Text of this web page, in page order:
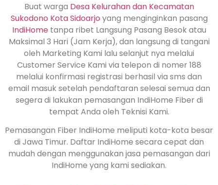
Buat warga Desa Kelurahan dan Kecamatan
Sukodono KotaSidoarjo yang menginginkan pasang
IndiHometanpa ribet Langsung Pasang Besok atau
Maksimal 3 Hari (Jam Kerja), dan langsung di tangani
oleh Marketing Kami lalu selanjut nya melalui
Customer Service Kami via telepon di nomer 188
melalui konfirmasi registrasi berhasil via sms dan
email masuk setelah pendaftaran selesai semua dan
segera di lakukan pemasangan IndiHome Fiber di
tempat Anda oleh Teknisi Kami.
Pemasangan Fiber IndiHome meliputi kota-kota besar
di Jawa Timur. Daftar IndiHome secara cepat dan
mudah dengan menggunakan jasa pemasangan dari
IndiHome yang kami sediakan.